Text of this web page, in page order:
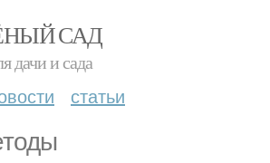
САД
дачи и сада
статьи